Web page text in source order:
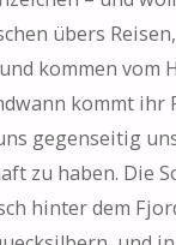
übers
kommen vom
kommt ihr
gegenseitig
zu haben. Die
hinter dem